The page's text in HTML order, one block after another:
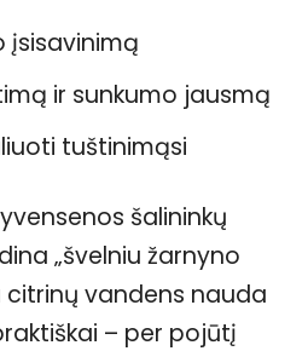
įsisavinimą
ir sunkumo jausmą
tuštinimąsi
šalininkų
„švelniu žarnyno
citrinų vandens nauda
– per pojūtį